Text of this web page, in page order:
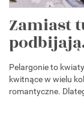
Zamiast
Pelargonie to
kwitnące w wielu
romantyczne.